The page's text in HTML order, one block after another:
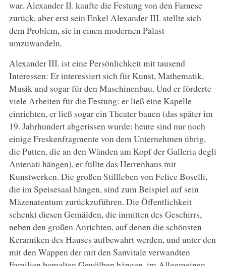
war. Alexander II. kaufte die Festung von den Farnese
zurück, aber erst sein Enkel Alexander III. stellte sich
dem Problem, sie in einen modernen Palast
umzuwandeln.
Alexander III. ist eine Persönlichkeit mit tausend
Interessen: Er interessiert sich für Kunst, Mathematik,
Musik und sogar für den Maschinenbau. Und er förderte
viele Arbeiten für die Festung: er ließ eine Kapelle
einrichten, er ließ sogar ein Theater bauen (das später im
19. Jahrhundert abgerissen wurde: heute sind nur noch
einige Freskenfragmente von dem Unternehmen übrig,
die Putten, die an den Wänden am Kopf der Galleria degli
Antenati hängen), er füllte das Herrenhaus mit
Kunstwerken. Die großen Stillleben von Felice Boselli,
die im Speisesaal hängen, sind zum Beispiel auf sein
Mäzenatentum zurückzuführen. Die Öffentlichkeit
schenkt diesen Gemälden, die inmitten des Geschirrs,
neben den großen Anrichten, auf denen die schönsten
Keramiken des Hauses aufbewahrt werden, und unter den
mit den Wappen der mit den Sanvitale verwandten